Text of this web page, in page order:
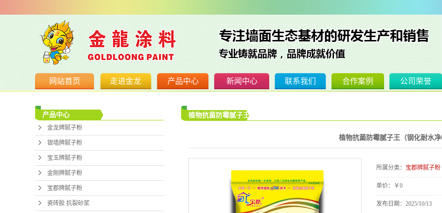
网站首页 走进金龙
营业执照
产品中心
银墙牌腻子粉
金刚牌腻子粉
瓷砖胶 抗裂砂浆
新闻中心
腻子粉新闻
水性涂料知识
联系我们 合作案例 公司荣誉
产品中心
金龙牌腻子粉
银墙牌腻子粉
宝玉牌腻子粉
金刚牌腻子粉
宝郡牌腻子粉
瓷砖胶 抗裂砂浆
植物抗菌防霉腻子王（钢化耐水净味型）
植物抗菌防霉腻子王（钢化耐水净
所属分类： 宝郡牌腻子粉
单价： ￥0
发布日期： 2025/10/13